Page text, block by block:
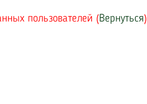
пользователей (Вернуться)